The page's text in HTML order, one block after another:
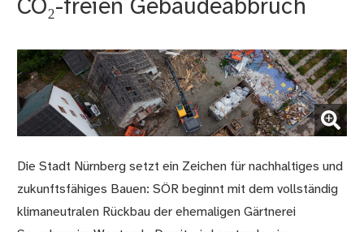
CO₂-freien Gebäudeabbruch
(Bild vergrößern)
Die Stadt Nürnberg setzt ein Zeichen für nachhaltiges und
zukunftsfähiges Bauen: SÖR beginnt mit dem vollständig
klimaneutralen Rückbau der ehemaligen Gärtnerei